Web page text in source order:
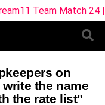
Team Match 24 |
on
the name
the rate list"